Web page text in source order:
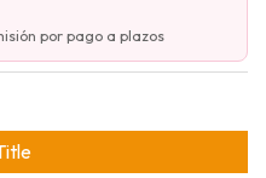
por pago a plazos